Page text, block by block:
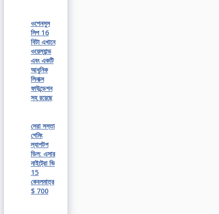
ওপেনসুস
লিপ 16
বিটা এখানে
ওয়েল্যান্ড
এবং একটি
আধুনিক
লিনাক্স
ফাউন্ডেশন
সহ রয়েছে
সেরা সস্তা
গেমিং
ল্যাপটপ
ডিল: এসার
নাইট্রো ভি
15
কেবলমাত্র
$ 700